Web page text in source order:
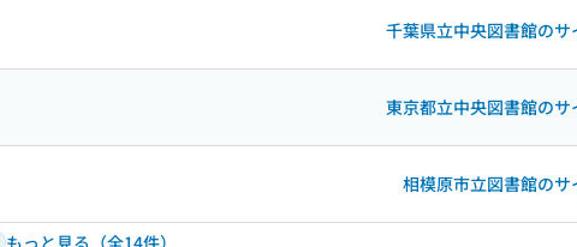
千葉県立中央図書館の
東京都立中央図書館の
相模原市立図書館の
もっと見る（全14件）